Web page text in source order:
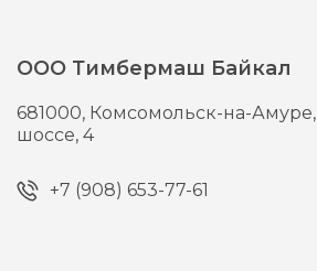
ООО Тимбермаш Байкал
681000, Комсомольск-на-Амуре,
шоссе, 4
+7 (908) 653-77-61